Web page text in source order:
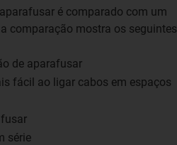
é comparado com um
comparação mostra os seguintes
de aparafusar
fácil ao ligar cabos em espaços
série